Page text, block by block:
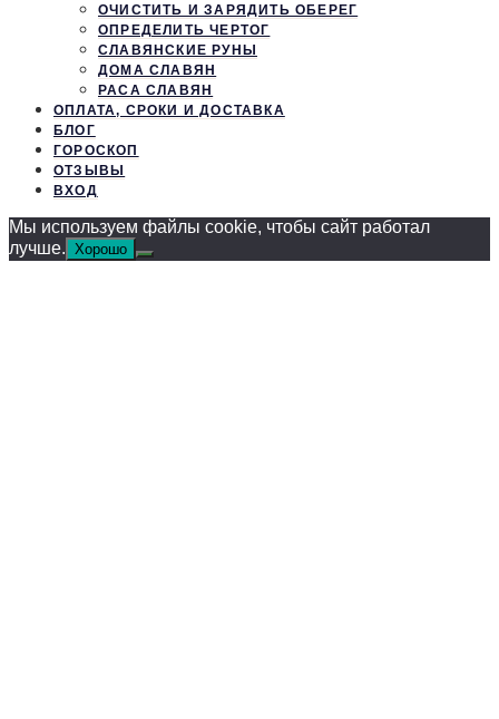
ОЧИСТИТЬ И ЗАРЯДИТЬ ОБЕРЕГ
ОПРЕДЕЛИТЬ ЧЕРТОГ
СЛАВЯНСКИЕ РУНЫ
ДОМА СЛАВЯН
РАСА СЛАВЯН
ОПЛАТА, СРОКИ И ДОСТАВКА
БЛОГ
ГОРОСКОП
ОТЗЫВЫ
ВХОД
Мы используем файлы cookie, чтобы сайт работал
лучше. Хорошо